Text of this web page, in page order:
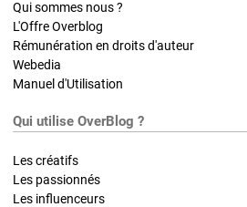
Qui sommes nous ?
L'Offre Overblog
Rémunération en droits d'auteur
Webedia
Manuel d'Utilisation
Qui utilise OverBlog ?
Les créatifs
Les passionnés
Les influenceurs